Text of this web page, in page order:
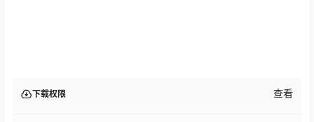
下载权限 查看